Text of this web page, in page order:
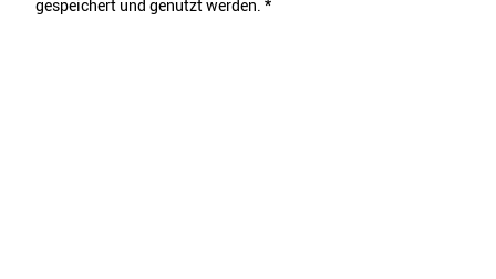
gespeichert und genutzt werden. *